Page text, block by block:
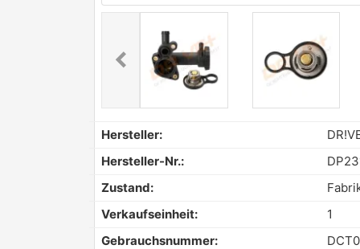
chevron_leftPrevious
Hersteller:
Hersteller-Nr.:
Zustand:
Verkaufseinheit:
1
Gebrauchsnummer: